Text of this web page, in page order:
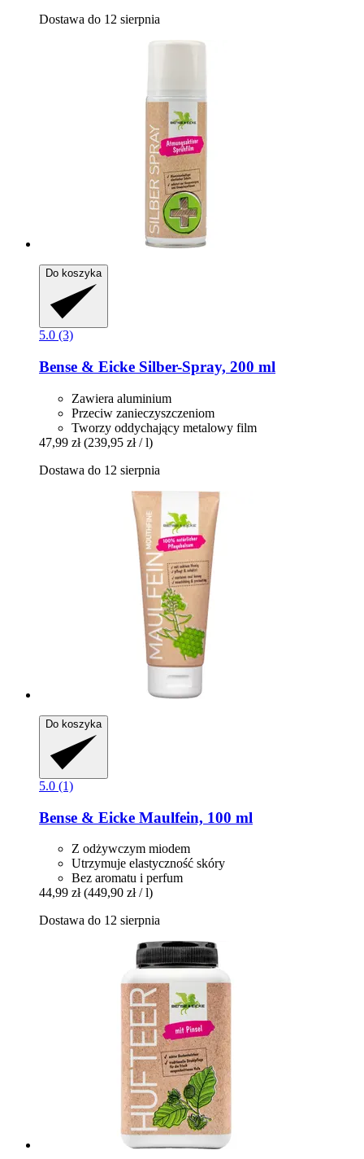
Dostawa do 12 sierpnia
Do koszyka
5.0 (3)
Bense & Eicke Silber-​Spray, 200 ml
Zawiera aluminium
Przeciw zanieczyszczeniom
Tworzy oddychający metalowy film
47,99 zł (239,95 zł / l)
Dostawa do 12 sierpnia
Do koszyka
5.0 (1)
Bense & Eicke Maulfein, 100 ml
Z odżywczym miodem
Utrzymuje elastyczność skóry
Bez aromatu i perfum
44,99 zł (449,90 zł / l)
Dostawa do 12 sierpnia